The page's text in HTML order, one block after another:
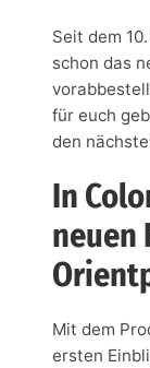
Seit dem
schon das
für euch
den
In
neuen
Mit dem
ersten